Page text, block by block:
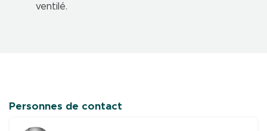
ventilé.
Personnes de contact